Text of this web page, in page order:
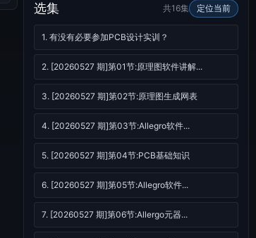
选集 共16集 定位当前
1. 有没有必要参加PCB设计实训？
2. [20260527 期]第01节:原理图软件讲解...
3. [20260527 期]第02节:原理图生成网表
4. [20260527 期]第03节:Allegro软件...
5. [20260527 期]第04节:PCB基础知识
6. [20260527 期]第05节:Allegro软件...
7. [20260527 期]第06节:Allergo元器...